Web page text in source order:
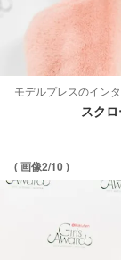
モデルプレスのイン
スク
( 画像2/10 )